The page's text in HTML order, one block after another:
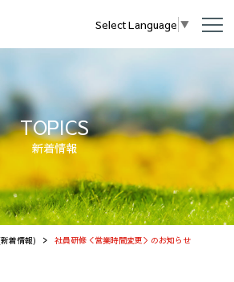
Select Language ▼
TOPICS
新着情報
着情報) 社員研修＜営業時間変更＞のお知らせ